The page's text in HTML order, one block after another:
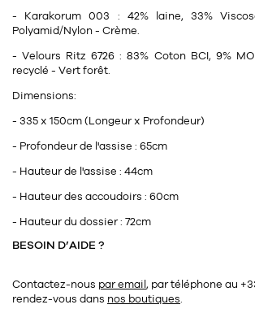
- Karakorum 003 : 42% laine, 33%
Polyamid/Nylon - Crème.
- Velours Ritz 6726 : 83% Coton BCI, 9%
recyclé - Vert forêt.
Dimensions:
- 335 x 150cm (Longeur x Profondeur)
- Profondeur de l'assise : 65cm
- Hauteur de l'assise : 44cm
- Hauteur des accoudoirs : 60cm
- Hauteur du dossier : 72cm
BESOIN D’AIDE ?
Contactez-nous par email, par téléphone au
rendez-vous dans nos boutiques.